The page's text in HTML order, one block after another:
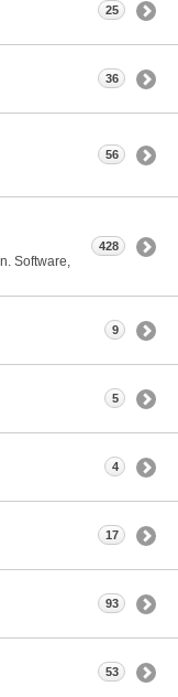
25
36
56
Software,
428
9
5
4
17
93
53